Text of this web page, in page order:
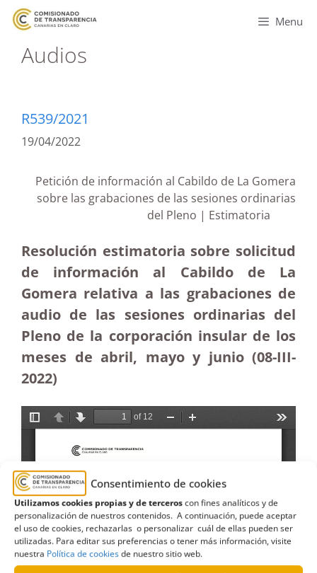
Consentimiento de cookies
Utilizamos cookies propias y de terceroscon fines analíticos y de
personalización de nuestros contenidos. A continuación, puede aceptar
el uso de cookies, rechazarlas o personalizar cuál de ellas pueden ser
utilizadas. Para editar sus preferencias o tener más información, visite
nuestra Política de cookiesde nuestro sitio web.
Menu
Audios
R539/2021
19/04/2022
Petición de información al Cabildo de La Gomera
sobre las grabaciones de las sesiones ordinarias
del Pleno | Estimatoria
Resolución estimatoria sobre solicitud
de información al Cabildo de La
Gomera relativa a las grabaciones de
audio de las sesiones ordinarias del
Pleno de la corporación insular de los
meses de abril, mayo y junio (08-III-
2022)